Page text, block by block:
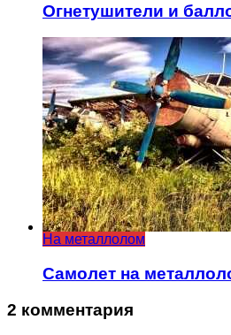
Огнетушители и
На металлолом
Самолет на
2 комментария